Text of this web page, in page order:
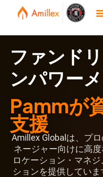
ファンド
ンパワーメ
Pammが
支援
Amillex Globalは、プ
ネージャー向けに高
ロケーション・マネ
ションを提供してい